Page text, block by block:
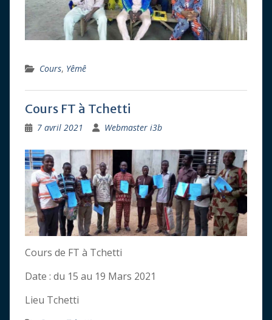
Cours, Yêmê
Cours FT à Tchetti
7 avril 2021 Webmaster i3b
Cours de FT à Tchetti
Date : du 15 au 19 Mars 2021
Lieu Tchetti